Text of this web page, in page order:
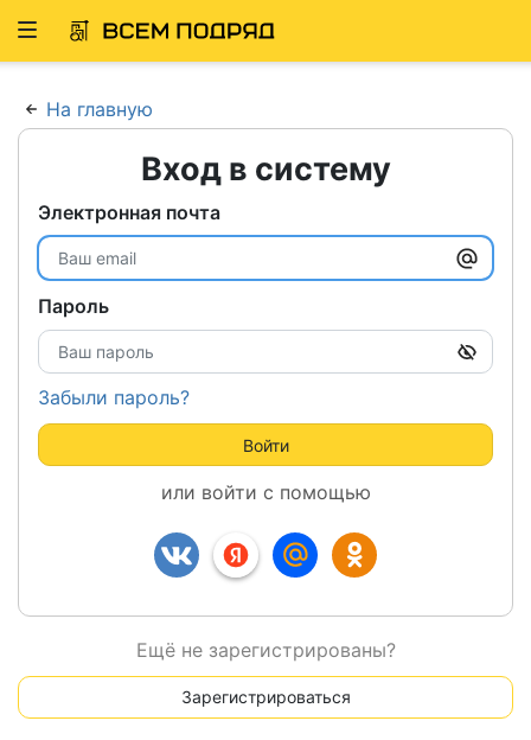
Развернуть
На главную
Вход в систему
Электронная почта
Пароль
Забыли пароль?
Войти
или войти с помощью
Ещё не зарегистрированы?
Зарегистрироваться